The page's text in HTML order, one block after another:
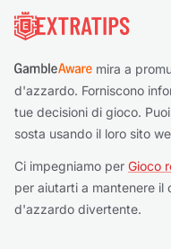
mira a
d'azzardo. Forniscono
tue decisioni di gioco.
sosta usando il loro sito
Ci impegniamo per Gioco
per aiutarti a mantenere il
d'azzardo divertente.